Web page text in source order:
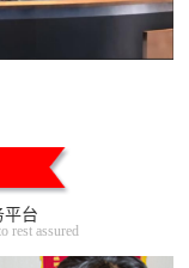
平台
rest assured